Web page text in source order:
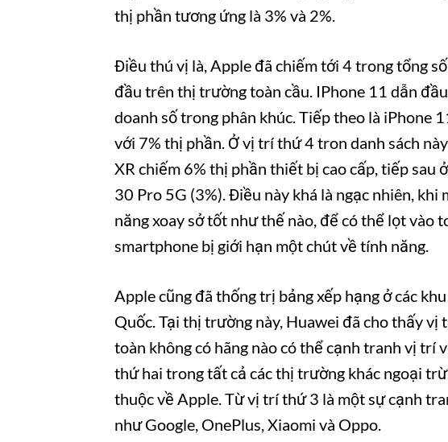
thị phần tương ứng là 3% và 2%.
Điều thú vị là, Apple đã chiếm tới 4 trong tổng
đầu trên thị trường toàn cầu. IPhone 11 dẫn
doanh số trong phân khúc. Tiếp theo là iPhone
với 7% thị phần. Ở vị trí thứ 4 tron danh sách
XR chiếm 6% thị phần thiết bị cao cấp, tiếp sau
30 Pro 5G (3%). Điều này khá là ngạc nhiên, khi
năng xoay sở tốt như thế nào, để có thể lọt vào
smartphone bị giới hạn một chút về tính năng.
Apple cũng đã thống trị bảng xếp hạng ở các
Quốc. Tại thị trường này, Huawei đã cho thấy vị
toàn không có hãng nào có thể cạnh tranh vị trí
thứ hai trong tất cả các thị trường khác ngoại
thuộc về Apple. Từ vị trí thứ 3 là một sự cạnh
như Google, OnePlus, Xiaomi và Oppo.